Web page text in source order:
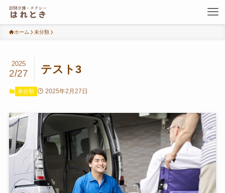
ホーム 未分類
テスト3
2025
2/27
未分類 2025年2月27日